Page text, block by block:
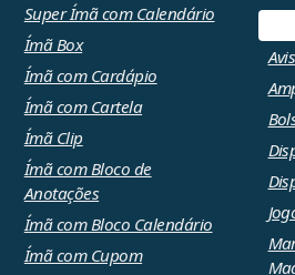
Super Ímã com Calendário
Ímã Box
Ímã com Cardápio
Ímã com Cartela
Ímã Clip
Ímã com Bloco de
Anotações
Ímã com Bloco Calendário
Ímã com Cupom